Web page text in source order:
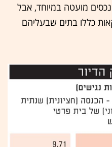
נכסים מועטה במיוחד, אבל
40% מהעסקאות כללו בתים שבעליהם